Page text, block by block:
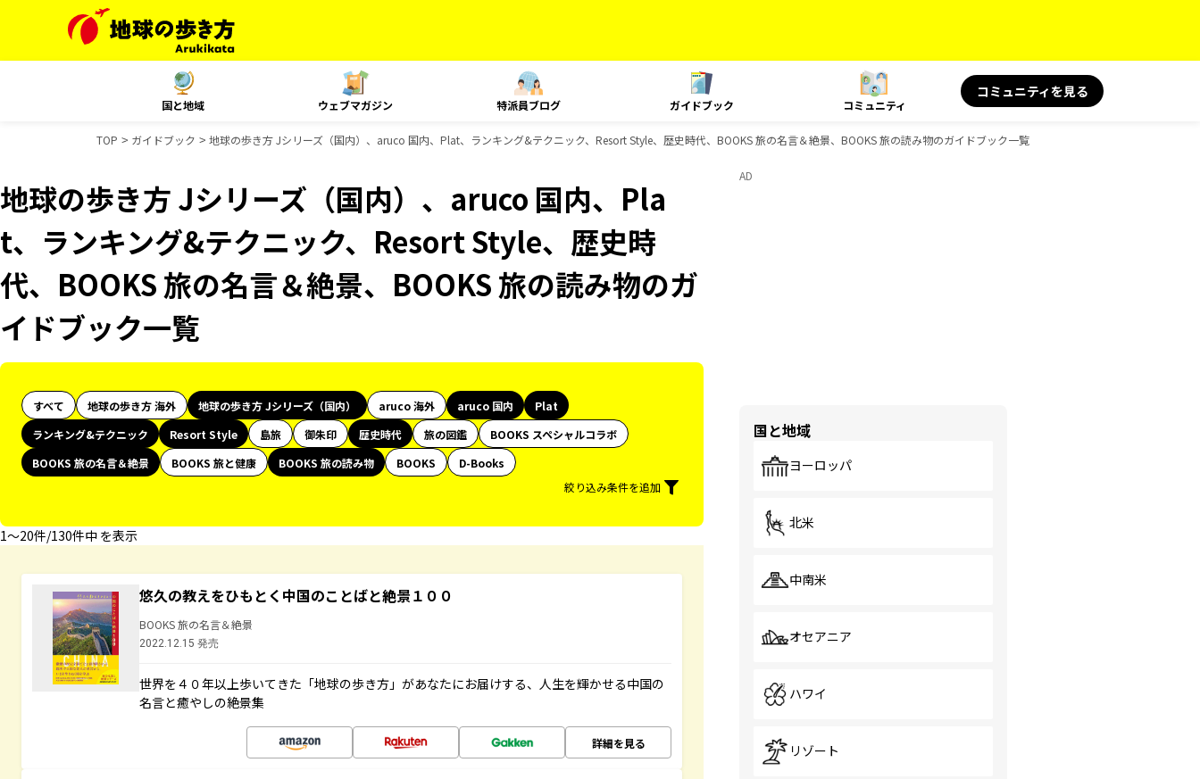
国と地域 ウェブマガジン 特派員ブログ ガイドブック コミュニティ
コミュニティを見る
TOP ガイドブック 地球の歩き方 Jシリーズ（国内）、aruco 国内、Plat、ランキング&テクニック、Resort Style、歴史時代、BOOKS 旅の名言＆絶景、BOOKS 旅の読み物のガイドブック一覧
地球の歩き方 Jシリーズ（国内）、aruco 国内、Pla
t、ランキング&テクニック、Resort Style、歴史時
代、BOOKS 旅の名言＆絶景、BOOKS 旅の読み物のガ
イドブック一覧
すべて 地球の歩き方 海外 地球の歩き方 Jシリーズ（国内） aruco 海外 aruco 国内
Plat
ランキング&テクニック
Resort Style 島旅 御朱印 歴史時代 旅の図鑑
BOOKS スペシャルコラボ
BOOKS 旅の名言＆絶景
BOOKS 旅と健康 BOOKS 旅の読み物 BOOKS
D-Books
絞り込み条件を追加
1〜20件/130件中 を表示
悠久の教えをひもとく中国のことばと絶景１００
BOOKS 旅の名言＆絶景
2022.12.15 発売
世界を４０年以上歩いてきた「地球の歩き方」があなたにお届けする、人生を輝かせる中国の
名言と癒やしの絶景集
詳細を見る
AD
国と地域
ヨーロッパ
北米
中南米
オセアニア
ハワイ
リゾート